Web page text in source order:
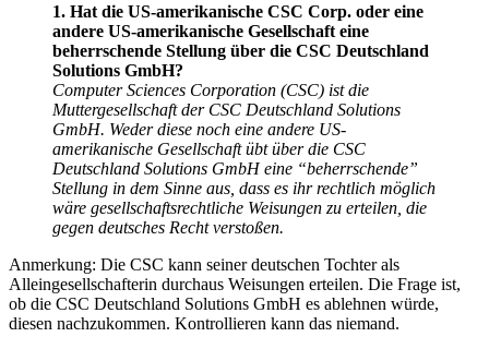
1. Hat die US-amerikanische CSC Corp. oder eine
andere US-amerikanische Gesellschaft eine
beherrschende Stellung über die CSC Deutschland
Solutions GmbH?
Computer Sciences Corporation (CSC) ist die
Muttergesellschaft der CSC Deutschland Solutions
GmbH. Weder diese noch eine andere US-
amerikanische Gesellschaft übt über die CSC
Deutschland Solutions GmbH eine “beherrschende”
Stellung in dem Sinne aus, dass es ihr rechtlich möglich
wäre gesellschaftsrechtliche Weisungen zu erteilen, die
gegen deutsches Recht verstoßen.
Anmerkung: Die CSC kann seiner deutschen Tochter als
Alleingesellschafterin durchaus Weisungen erteilen. Die Frage ist,
ob die CSC Deutschland Solutions GmbH es ablehnen würde,
diesen nachzukommen. Kontrollieren kann das niemand.